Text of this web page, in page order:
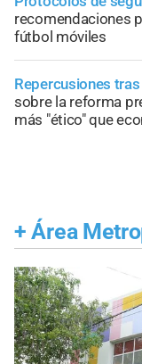
recomendaciones
fútbol móviles
Repercusiones
sobre la reforma
más "ético" que
+ Área